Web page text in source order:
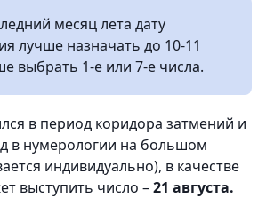
месяц лета дату
лучше назначать до 10-11
выбрать 1-е или 7-е числа.
в период коридора затмений и
в нумерологии на большом
индивидуально), в качестве
выступить число –21 августа.